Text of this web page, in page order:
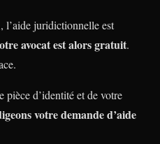
l’aide juridictionnelle est
avocat est alors gratuit.
pièce d’identité et de votre
votre demande d’aide